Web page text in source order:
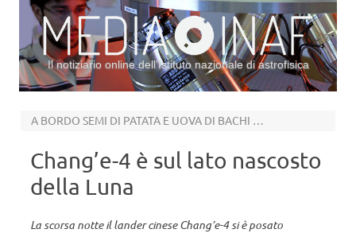
Il notiziario online dell’Istituto nazionale di astrofisica
A BORDO SEMI DI PATATA E UOVA DI BACHI DA SETA
Chang’e-4 è sul lato nascosto
della Luna
La scorsa notte il lander cinese Chang’e-4 si è posato